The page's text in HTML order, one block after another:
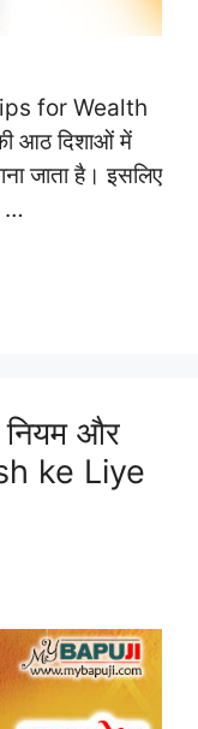
for Wealth
आठ दिशाओं में
जाता है। इसलिए
…
नियम और
ke Liye